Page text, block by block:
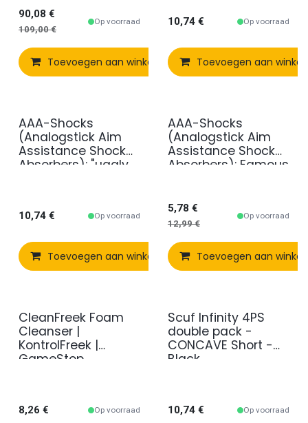
90,08 €
109,00€
Op voorraad
Toevoegen aan winkelmandje Vergelijken
10,74€ Op voorraad
Toevoegen aan
AAA-Shocks
(Analogstick Aim
Assistance Shock
Absorbers): "uggly
10,74 € Op voorraad
Toevoegen aan winkelmandje Vergelijken
Promo
AAA-Shocks
(Analogstick Aim
Assistance Shock
Absorbers): Famous
5,78 €
12,99€
Op voorraad
Toevoegen aan
CleanFreek Foam
Cleanser |
KontrolFreek |
GameStop
8,26 € Op voorraad
Scuf Infinity 4PS
double pack -
CONCAVE Short -
Black
10,74€ Op voorraad